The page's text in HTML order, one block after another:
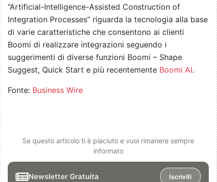
“Artificial-Intelligence-Assisted Construction of
Integration Processes” riguarda la tecnologia alla base
di varie caratteristiche che consentono ai clienti
Boomi di realizzare integrazioni seguendo i
suggerimenti di diverse funzioni Boomi – Shape
Suggest, Quick Start e più recentemente Boomi AI.
Fonte: Business Wire
Se questo articolo ti è piaciuto e vuoi rimanere sempre
informato
Newsletter Gratuita Iscriviti